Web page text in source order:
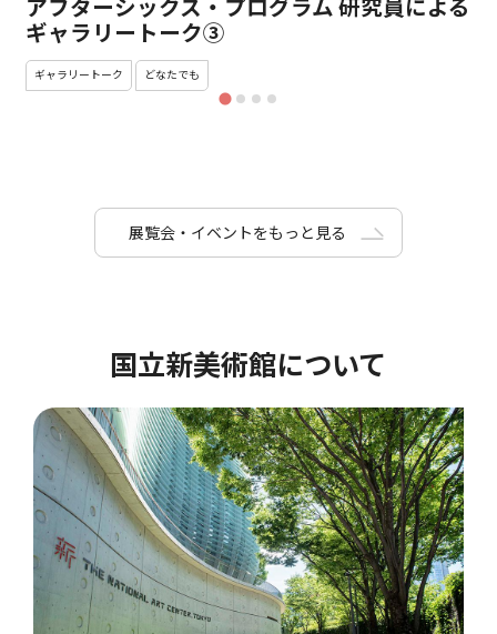
ギャラリートーク③
ギャラリートーク どなたでも
展覧会・イベントをもっと見る
国立新美術館について